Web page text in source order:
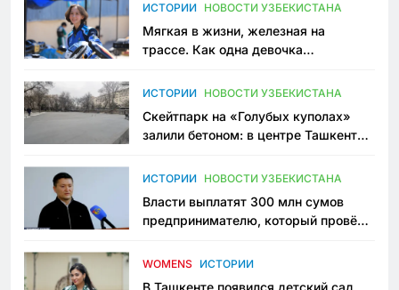
ИСТОРИИ НОВОСТИ УЗБЕКИСТАНА
Мягкая в жизни, железная на
трассе. Как одна девочка
Узбекистане
ИСТОРИИ НОВОСТИ УЗБЕКИСТАНА
Скейтпарк на «Голубых куполах»
залили бетоном: в центре Ташкента
пространство
ИСТОРИИ НОВОСТИ УЗБЕКИСТАНА
Власти выплатят 300 млн сумов
предпринимателю, который провёл
приговору
WOMENS ИСТОРИИ